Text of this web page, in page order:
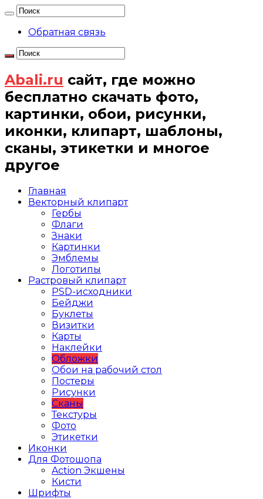
Обратная связь
Abali.ru сайт, где можно
бесплатно скачать фото,
картинки, обои, рисунки,
иконки, клипарт, шаблоны,
сканы, этикетки и многое
другое
Главная
Векторный клипарт
Гербы
Флаги
Знаки
Картинки
Эмблемы
Логотипы
Растровый клипарт
PSD-исходники
Бейджи
Буклеты
Визитки
Карты
Наклейки
Обложки
Обои на рабочий стол
Постеры
Рисунки
Сканы
Текстуры
Фото
Этикетки
Иконки
Для Фотошопа
Action Экшены
Кисти
Шрифты